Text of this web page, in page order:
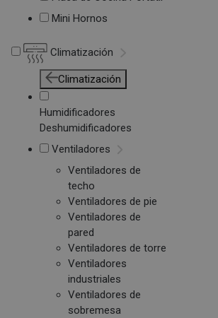
Mini Hornos
Climatización
Climatización
Humidificadores
Deshumidificadores
Ventiladores
Ventiladores de
techo
Ventiladores de pie
Ventiladores de
pared
Ventiladores de torre
Ventiladores
industriales
Ventiladores de
sobremesa